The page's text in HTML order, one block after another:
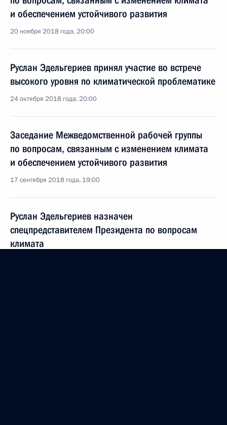
и обеспечением устойчивого развития
20 ноября 2018 года, 20:00
Руслан Эдельгериев принял участие во встрече
высокого уровня по климатической проблематике
24 октября 2018 года, 20:00
Заседание Межведомственной рабочей группы
по вопросам, связанным с изменением климата
и обеспечением устойчивого развития
17 сентября 2018 года, 19:00
Руслан Эдельгериев назначен
спецпредставителем Президента по вопросам
климата